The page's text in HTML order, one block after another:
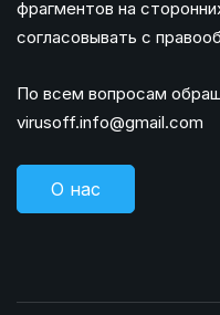
фрагментов на
согласовывать с
По всем вопросам
virusoff.info@gmail.com
О нас